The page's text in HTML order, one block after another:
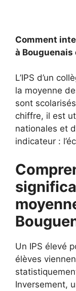
Comment
à Bouguenais
L’IPS d’un
la moyenne
sont
chiffre, il est
nationales et
indicateur :
Un IPS élevé
élèves
Inversement,